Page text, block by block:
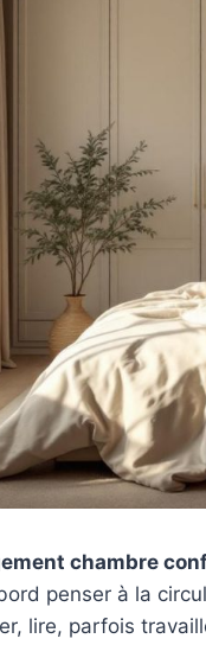
chambre
penser à la
lire, parfois